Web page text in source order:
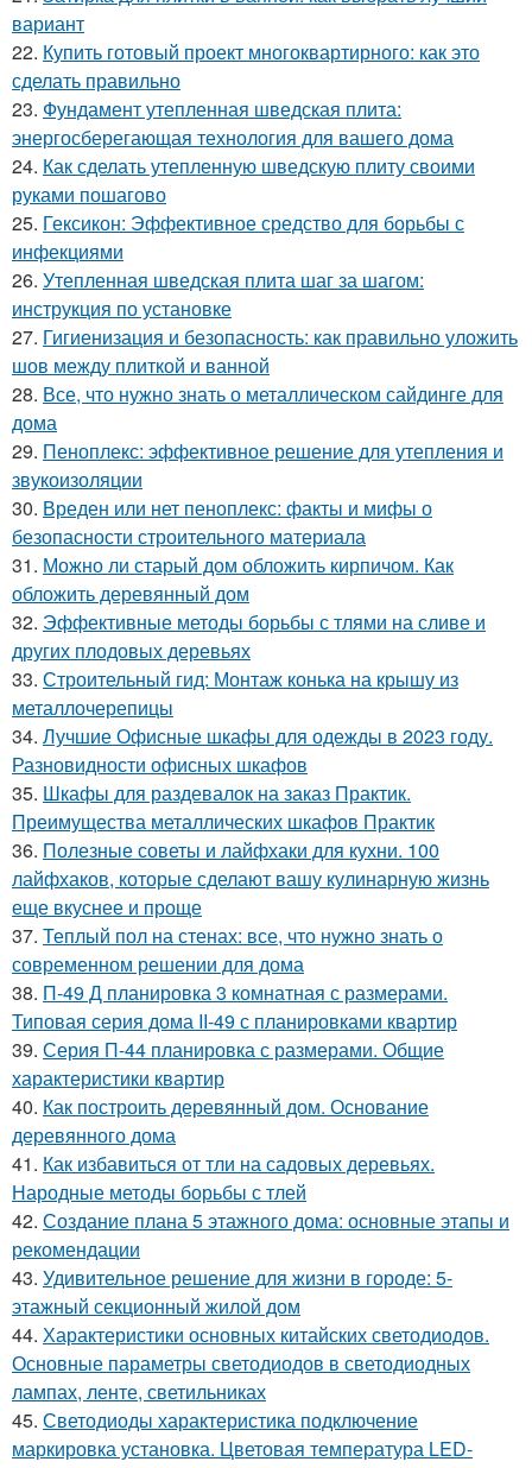
вариант
22. Купить готовый проект многоквартирного: как это
сделать правильно
23. Фундамент утепленная шведская плита:
энергосберегающая технология для вашего дома
24. Как сделать утепленную шведскую плиту своими
руками пошагово
25. Гексикон: Эффективное средство для борьбы с
инфекциями
26. Утепленная шведская плита шаг за шагом:
инструкция по установке
27. Гигиенизация и безопасность: как правильно уложить
шов между плиткой и ванной
28. Все, что нужно знать о металлическом сайдинге для
дома
29. Пеноплекс: эффективное решение для утепления и
звукоизоляции
30. Вреден или нет пеноплекс: факты и мифы о
безопасности строительного материала
31. Можно ли старый дом обложить кирпичом. Как
обложить деревянный дом
32. Эффективные методы борьбы с тлями на сливе и
других плодовых деревьях
33. Строительный гид: Монтаж конька на крышу из
металлочерепицы
34. Лучшие Офисные шкафы для одежды в 2023 году.
Разновидности офисных шкафов
35. Шкафы для раздевалок на заказ Практик.
Преимущества металлических шкафов Практик
36. Полезные советы и лайфхаки для кухни. 100
лайфхаков, которые сделают вашу кулинарную жизнь
еще вкуснее и проще
37. Теплый пол на стенах: все, что нужно знать о
современном решении для дома
38. П-49 Д планировка 3 комнатная с размерами.
Типовая серия дома II-49 с планировками квартир
39. Серия П-44 планировка с размерами. Общие
характеристики квартир
40. Как построить деревянный дом. Основание
деревянного дома
41. Как избавиться от тли на садовых деревьях.
Народные методы борьбы с тлей
42. Создание плана 5 этажного дома: основные этапы и
рекомендации
43. Удивительное решение для жизни в городе: 5-
этажный секционный жилой дом
44. Характеристики основных китайских светодиодов.
Основные параметры светодиодов в светодиодных
лампах, ленте, светильниках
45. Светодиоды характеристика подключение
маркировка установка. Цветовая температура LED-